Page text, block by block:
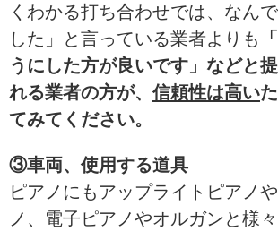
くわかる打ち合わせでは、なん
した」と言っている業者よりも
うにした方が良いです」などと
れる業者の方が、 信頼性は高い
てみてください。
③車両、使用する道具
ピアノにもアップライトピアノ
ノ、電子ピアノやオルガンと様